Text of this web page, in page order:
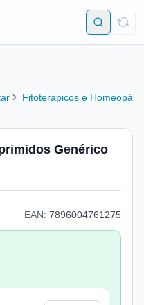
Fitoterápicos e
Genérico
EAN: 7896004761275